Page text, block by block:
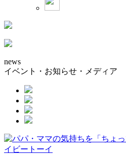
news
イベント・お知らせ・メディア